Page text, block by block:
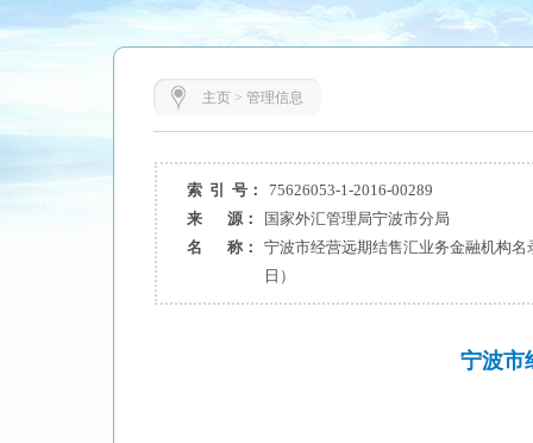
主页> 管理信息
索 引 号：
75626053-1-2016-00289
来 源：
国家外汇管理局宁波市分局
名 称：
宁波市经营远期结售汇业务金融机构名
日）
宁波市